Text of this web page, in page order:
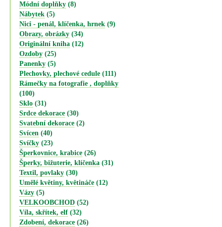
Módní doplňky (8)
Nábytek (5)
Nici - penál, klíčenka, hrnek (9)
Obrazy, obrázky (34)
Originální kniha (12)
Ozdoby (25)
Panenky (5)
Plechovky, plechové cedule (111)
Rámečky na fotografie , doplňky
(100)
Sklo (31)
Srdce dekorace (30)
Svatební dekorace (2)
Svícen (40)
Svíčky (23)
Šperkovnice, krabice (26)
Šperky, bižuterie, klíčenka (31)
Textil, povlaky (30)
Umělé květiny, květináče (12)
Vázy (5)
VELKOOBCHOD (52)
Víla, skřítek, elf (32)
Zdobení, dekorace (26)